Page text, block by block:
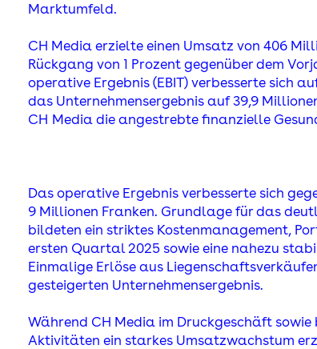
Marktumfeld.
CH Media erzielte einen Umsatz von 406
Rückgang von 1 Prozent gegenüber dem
operative Ergebnis (EBIT) verbesserte sich
das Unternehmensergebnis auf 39,9
CH Media die angestrebte finanzielle
Das operative Ergebnis verbesserte sich
9 Millionen Franken. Grundlage für das
bildeten ein striktes Kostenmanagement,
ersten Quartal 2025 sowie eine nahezu
Einmalige Erlöse aus
gesteigerten Unternehmensergebnis.
Während CH Media im Druckgeschäft
Aktivitäten ein starkes Umsatzwachstum